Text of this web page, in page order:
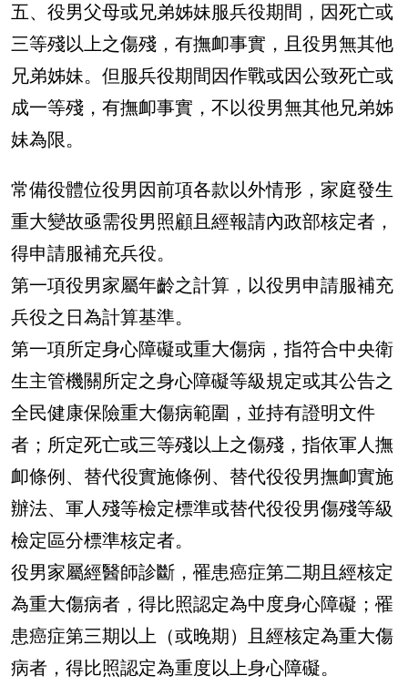
五、役男父母或兄弟姊妹服兵役期間，因死亡或
三等殘以上之傷殘，有撫卹事實，且役男無其他
兄弟姊妹。但服兵役期間因作戰或因公致死亡或
成一等殘，有撫卹事實，不以役男無其他兄弟姊
妹為限。
常備役體位役男因前項各款以外情形，家庭發生
重大變故亟需役男照顧且經報請內政部核定者，
得申請服補充兵役。
第一項役男家屬年齡之計算，以役男申請服補充
兵役之日為計算基準。
第一項所定身心障礙或重大傷病，指符合中央衛
生主管機關所定之身心障礙等級規定或其公告之
全民健康保險重大傷病範圍，並持有證明文件
者；所定死亡或三等殘以上之傷殘，指依軍人撫
卹條例、替代役實施條例、替代役役男撫卹實施
辦法、軍人殘等檢定標準或替代役役男傷殘等級
檢定區分標準核定者。
役男家屬經醫師診斷，罹患癌症第二期且經核定
為重大傷病者，得比照認定為中度身心障礙；罹
患癌症第三期以上（或晚期）且經核定為重大傷
病者，得比照認定為重度以上身心障礙。